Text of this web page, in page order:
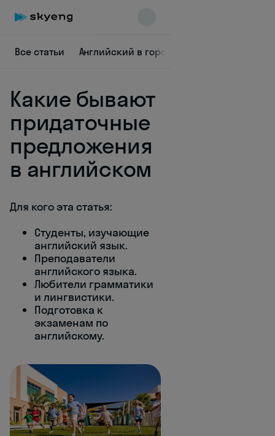
Все статьи Английский в городах
Какие бывают
придаточные
предложения
в английском
Для кого эта статья:
Студенты, изучающие
английский язык.
Преподаватели
английского языка.
Любители грамматики
и лингвистики.
Подготовка к
экзаменам по
английскому.
Skyeng Chat
online